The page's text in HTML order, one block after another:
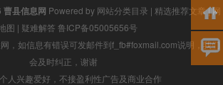
曹县信息网 Powered by 网站分类目录 | 精选推荐文章|网
图 | 疑难解答 鲁ICP备05005656号
，如信息有错误可发邮件到f_fb#foxmail.com说明，我们
会及时纠正，谢谢
人兴趣爱好，不接盈利性广告及商业合作